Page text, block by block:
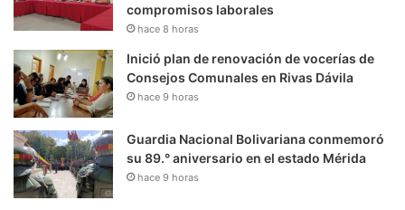
compromisos laborales
hace 8 horas
Inició plan de renovación de vocerías de
Consejos Comunales en Rivas Dávila
hace 9 horas
Guardia Nacional Bolivariana conmemoró
su 89.° aniversario en el estado Mérida
hace 9 horas